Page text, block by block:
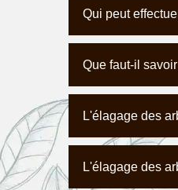
Qui peut
Que faut-il
L'élagage des
L'élagage des